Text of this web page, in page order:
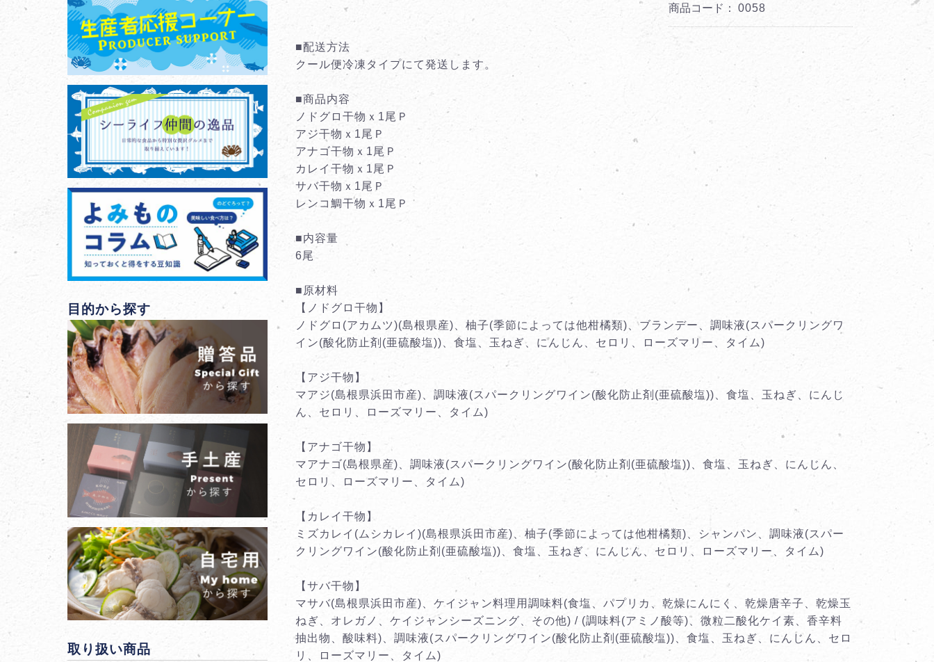
目的から探す
取り扱い商品
商品コード：0058
■配送方法
クール便冷凍タイプにて発送します。
■商品内容
ノドグロ干物ｘ1尾Ｐ
アジ干物ｘ1尾Ｐ
アナゴ干物ｘ1尾Ｐ
カレイ干物ｘ1尾Ｐ
サバ干物ｘ1尾Ｐ
レンコ鯛干物ｘ1尾Ｐ
■内容量
6尾
■原材料
【ノドグロ干物】
ノドグロ(アカムツ)(島根県産)、柚子(季節によっては他柑橘類)、ブランデー、調味液(スパークリングワ
イン(酸化防止剤(亜硫酸塩))、食塩、玉ねぎ、にんじん、セロリ、ローズマリー、タイム)
【アジ干物】
マアジ(島根県浜田市産)、調味液(スパークリングワイン(酸化防止剤(亜硫酸塩))、食塩、玉ねぎ、にんじ
ん、セロリ、ローズマリー、タイム)
【アナゴ干物】
マアナゴ(島根県産)、調味液(スパークリングワイン(酸化防止剤(亜硫酸塩))、食塩、玉ねぎ、にんじん、
セロリ、ローズマリー、タイム)
【カレイ干物】
ミズカレイ(ムシカレイ)(島根県浜田市産)、柚子(季節によっては他柑橘類)、シャンパン、調味液(スパー
クリングワイン(酸化防止剤(亜硫酸塩))、食塩、玉ねぎ、にんじん、セロリ、ローズマリー、タイム)
【サバ干物】
マサバ(島根県浜田市産)、ケイジャン料理用調味料(食塩、パプリカ、乾燥にんにく、乾燥唐辛子、乾燥玉
ねぎ、オレガノ、ケイジャンシーズニング、その他) / (調味料(アミノ酸等)、微粒二酸化ケイ素、香辛料
抽出物、酸味料)、調味液(スパークリングワイン(酸化防止剤(亜硫酸塩))、食塩、玉ねぎ、にんじん、セロ
リ、ローズマリー、タイム)